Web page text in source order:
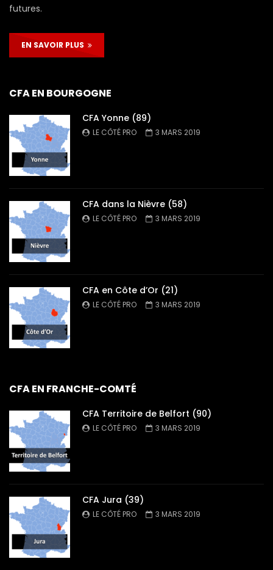
futures.
EN SAVOIR PLUS
CFA EN BOURGOGNE
CFA Yonne (89)
LE CÔTÉ PRO 3 MARS 2019
CFA dans la Nièvre (58)
LE CÔTÉ PRO 3 MARS 2019
CFA en Côte d’Or (21)
LE CÔTÉ PRO 3 MARS 2019
CFA EN FRANCHE-COMTÉ
CFA Territoire de Belfort (90)
LE CÔTÉ PRO 3 MARS 2019
CFA Jura (39)
LE CÔTÉ PRO 3 MARS 2019